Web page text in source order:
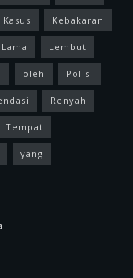
Kasus Kebakaran
Lama Lembut
oleh Polisi
Renyah
Tempat
yang